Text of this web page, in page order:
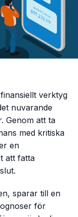
verktyg
nuvarande
Genom att ta
med kritiska
en
att fatta
sparar till en
för